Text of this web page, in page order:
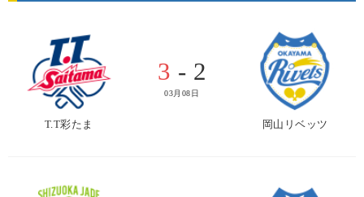
T.T彩たま
3 - 2
03月08日
岡山リベッツ